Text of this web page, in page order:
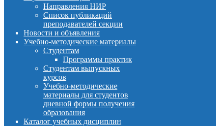
Направления НИР
Список публикаций
преподавателей секции
Новости и объявления
Учебно-методические материалы
Студентам
Программы практик
Студентам выпускных
курсов
Учебно-методические
материалы для студентов
дневной формы получения
образования
Каталог учебных дисциплин